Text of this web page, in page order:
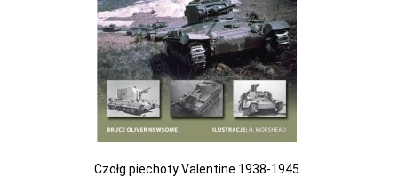
Czołg piechoty Valentine 1938-1945